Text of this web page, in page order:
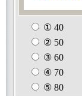
① 40
② 50
③ 60
④ 70
⑤ 80